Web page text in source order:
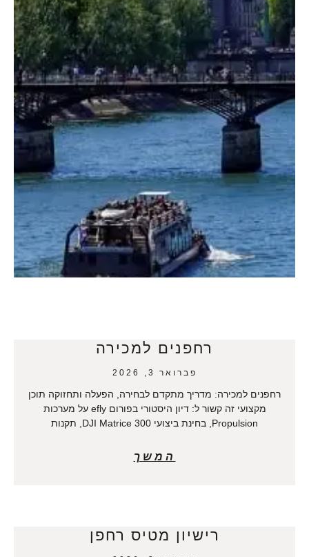
רחפנים למכירה
פברואר 3, 2026
רחפנים למכירה: מדריך מתקדם לבחירה, הפעלה ותחזוקה תוכן
מקצועי זה קשור ל: דיון היסטורי בפורום efly על מערכות
Propulsion, בחינת ביצועי DJI Matrice 300, תקנות
המשך
רישיון מטיס רחפן